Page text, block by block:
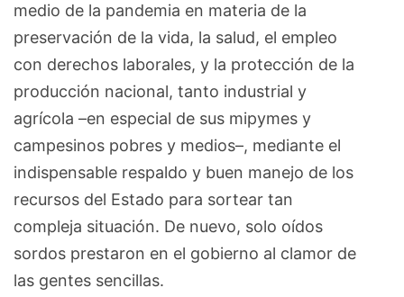
medio de la pandemia en materia de la
preservación de la vida, la salud, el empleo
con derechos laborales, y la protección de la
producción nacional, tanto industrial y
agrícola –en especial de sus mipymes y
campesinos pobres y medios–, mediante el
indispensable respaldo y buen manejo de los
recursos del Estado para sortear tan
compleja situación. De nuevo, solo oídos
sordos prestaron en el gobierno al clamor de
las gentes sencillas.